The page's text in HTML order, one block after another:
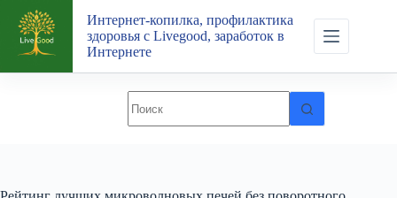
Перейти
сути
Интернет-копилка, профилактика
здоровья с Livegood, заработок в
Интернете